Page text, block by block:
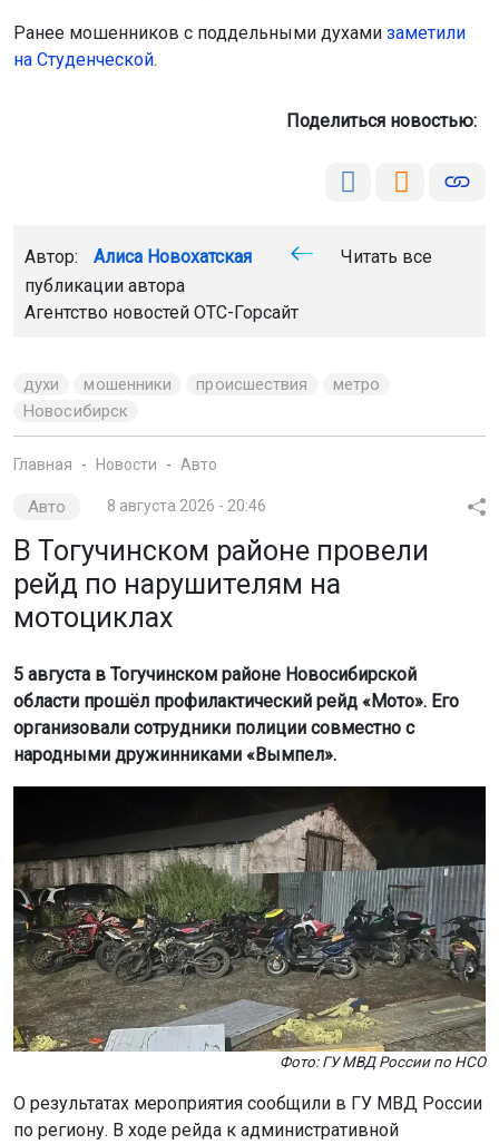
Ранее мошенников с поддельными духами заметили
на Студенческой.
Поделиться новостью:
Автор: Алиса Новохатская
Читать все
публикации автора
Агентство новостей ОТС-Горсайт
духи мошенники происшествия
метро
Новосибирск
Главная Новости Авто
Авто 8 августа 2026 - 20:46
В Тогучинском районе провели
рейд по нарушителям на
мотоциклах
5 августа в Тогучинском районе Новосибирской
области прошёл профилактический рейд «Мото». Его
организовали сотрудники полиции совместно с
народными дружинниками «Вымпел».
Фото: ГУ МВД России по НСО
О результатах мероприятия сообщили в ГУ МВД России
по региону. В ходе рейда к административной